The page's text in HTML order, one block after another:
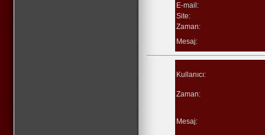
E-mail:
Site:
Zaman:
Mesaj:
Kullanıcı:
Zaman:
Mesaj: